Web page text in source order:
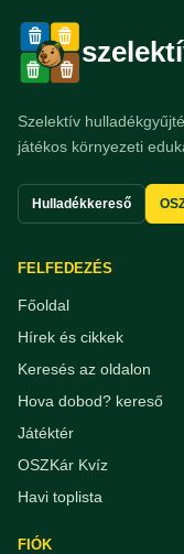
Szelektív
játékos környezeti
Hulladékkereső
FELFEDEZÉS
Főoldal
Hírek és cikkek
Keresés az oldalon
Hova dobod? kereső
Játéktér
OSZKár Kvíz
Havi toplista
FIÓK